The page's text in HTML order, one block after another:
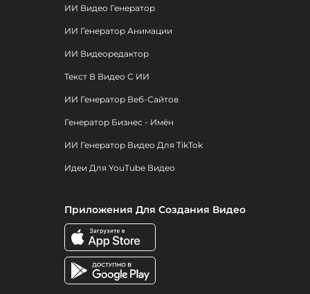
ИИ Видео Генератор
ИИ Генератор Анимации
ИИ Видеоредактор
Текст В Видео С ИИ
ИИ Генератор Веб-Сайтов
Генератор Бизнес - Имён
ИИ Генератор Видео Для TikTok
Идеи Для YouTube Видео
Приложения Для Создания Видео